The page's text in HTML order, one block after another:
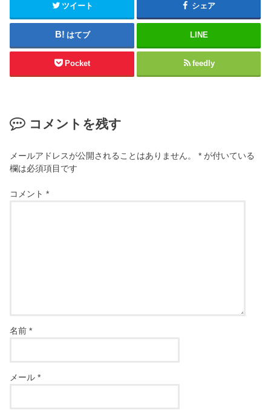
ツイート シェア
はてブ LINE
Pocket feedly
コメントを残す
メールアドレスが公開されることはありません。 * が付いている
欄は必須項目です
コメント*
名前*
メール*